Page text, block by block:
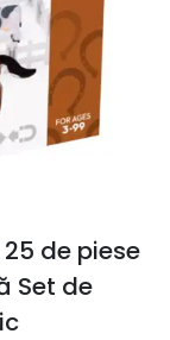
de piese
Set de